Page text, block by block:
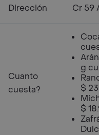
Dirección Cr 59
Cuanto
cuesta?
g
$
$